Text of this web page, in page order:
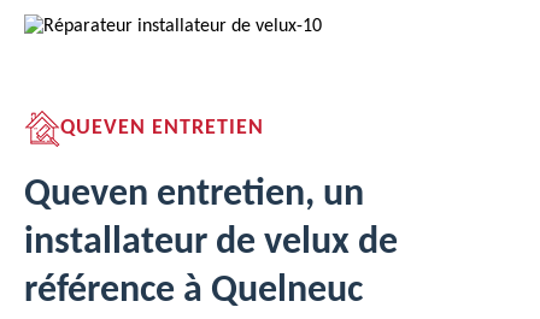
QUEVEN ENTRETIEN
Queven entretien, un
installateur de velux de
référence à Quelneuc